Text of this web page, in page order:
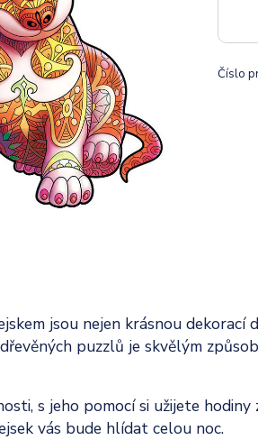
Číslo
jsou nejen krásnou dekorací
puzzlů je skvělým
s jeho pomocí si užijete
vás bude hlídat celou noc.